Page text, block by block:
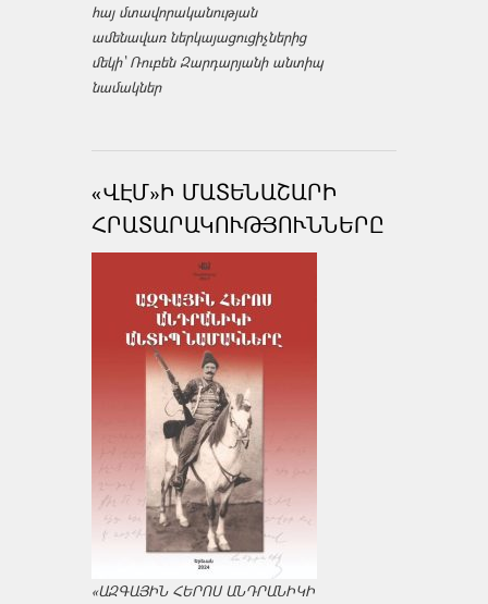
հայ մտավորականության
ամենավառ ներկայացուցիչներից
մեկի՝ Ռուբեն Զարդարյանի անտիպ
նամակներ
«ՎԷՄ»Ի ՄԱՏԵՆԱՇԱՐԻ
ՀՐԱՏԱՐԱԿՈՒԹՅՈՒՆՆԵՐԸ
«ԱԶԳԱՅԻՆ ՀԵՐՈՍ ԱՆԴՐԱՆԻԿԻ